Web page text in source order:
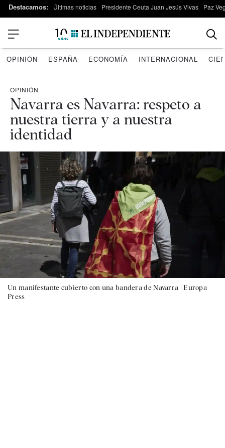
Destacamos: Últimas noticias Presidente Ceuta Juan Jesús Vivas Paz
OPINIÓN ESPAÑA ECONOMÍA INTERNACIONAL
OPINIÓN
Navarra es Navarra: respeto a
nuestra tierra y a nuestra
identidad
Un manifestante cubierto con una bandera de Navarra |Europa
Press